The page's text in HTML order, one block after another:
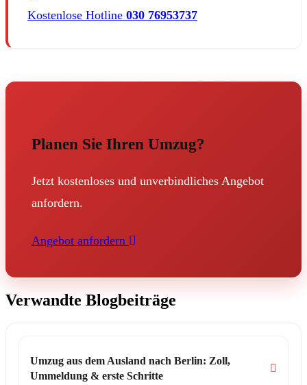
Kostenlose Hotline 030 76953737
Planen Sie Ihren Umzug?
Jetzt kostenloses und unverbindliches Angebot
anfordern.
Angebot anfordern
Verwandte Blogbeiträge
Umzug aus dem Ausland nach Berlin: Zoll,
Ummeldung & erste Schritte